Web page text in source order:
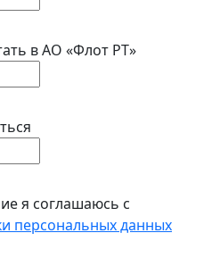
в АО «Флот РТ»
я соглашаюсь с
персональных данных